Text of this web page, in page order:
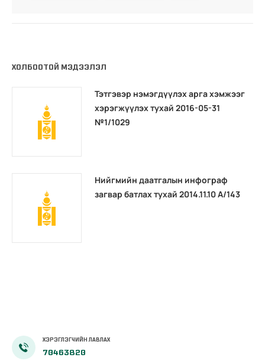
ХОЛБООТОЙ МЭДЭЭЛЭЛ
Тэтгэвэр нэмэгдүүлэх арга хэмжээг
хэрэгжүүлэх тухай 2016-05-31
№1/1029
Нийгмийн даатгалын инфограф
загвар батлах тухай 2014.11.10 А/143
ХЭРЭГЛЭГЧИЙН ЛАВЛАХ
70463820